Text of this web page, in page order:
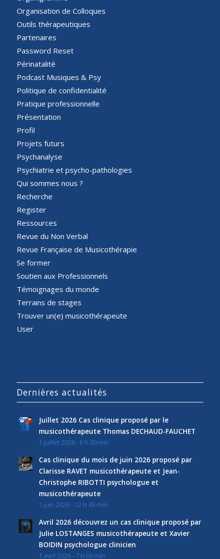
Organisation de Colloques
Outils thérapeutiques
Partenaires
Password Reset
Périnatalité
Podcast Musiques & Psy
Politique de confidentialité
Pratique professionnelle
Présentation
Profil
Projets futurs
Psychanalyse
Psychiatrie et psycho-pathologies
Qui sommes nous ?
Recherche
Register
Ressources
Revue du Non Verbal
Revue Française de Musicothérapie
Se former
Soutien aux Professionnels
Témoignages du monde
Terrains de stages
Trouver un(e) musicothérapeute
User
Dernières actualités
Juillet 2026 Cas clinique proposé par le
musicothérapeute Thomas DECHAUD-FAUCHET
1 juillet 2026 - 6 h 00 min
Cas clinique du mois de juin 2026 proposé par
Clarisse RAVET musicothérapeute et Jean-
Christophe RIBOTTI psychologue et
musicothérapeute
1 juin 2026 - 12 h 45 min
Avril 2026 découvrez un cas clinique proposé par
Julie LOSTANGES musicothérapeute et Xavier
BOIDIN psychologue clinicien
1 avril 2026 - 7 h 00 min